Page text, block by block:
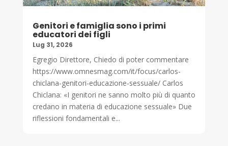
Genitori e famiglia sono i primi
educatori dei figli
Lug 31, 2026
Egregio Direttore, Chiedo di poter commentare
https://www.omnesmag.com/it/focus/carlos-
chiclana-genitori-educazione-sessuale/ Carlos
Chiclana: «I genitori ne sanno molto più di quanto
credano in materia di educazione sessuale» Due
riflessioni fondamentali e...